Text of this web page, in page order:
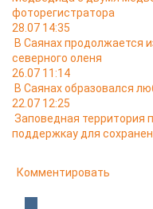
фоторегистратора
28.07 14:35
В Саянах продолжается
северного оленя
26.07 11:14
В Саянах образовался
22.07 12:25
Заповедная территория
поддержкау для
Комментировать